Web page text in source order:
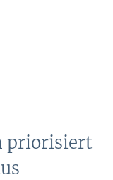
priorisiert